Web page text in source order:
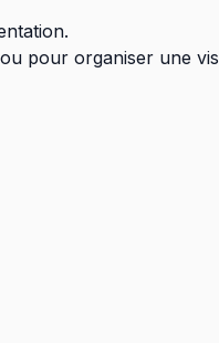
pour organiser une